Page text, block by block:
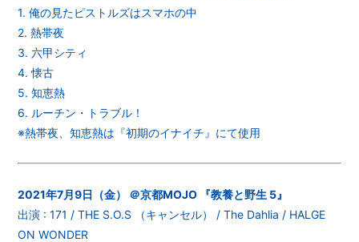
1. 俺の見たピストルズはスマホの中
2. 熱帯夜
3. 六甲シティ
4. 懐古
5. 知恵熱
6. ルーチン・トラブル！
※熱帯夜、知恵熱は『初期のイナイチ』にて使用
2021年7月9日（金） ＠京都MOJO 『教養と野生 5』
出演 : 171 / THE S.O.S （キャンセル） / The Dahlia / HALGE
ON WONDER